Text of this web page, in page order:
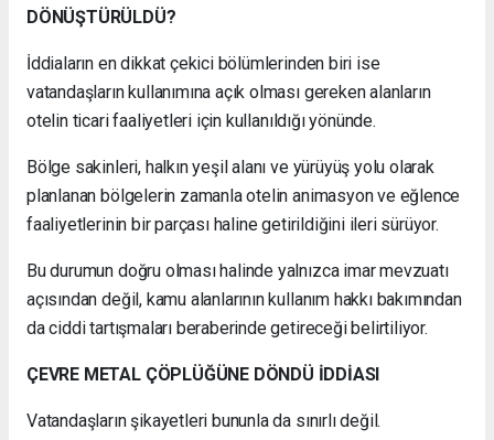
DÖNÜŞTÜRÜLDÜ?
İddiaların en dikkat çekici bölümlerinden biri ise
vatandaşların kullanımına açık olması gereken alanların
otelin ticari faaliyetleri için kullanıldığı yönünde.
Bölge sakinleri, halkın yeşil alanı ve yürüyüş yolu olarak
planlanan bölgelerin zamanla otelin animasyon ve eğlence
faaliyetlerinin bir parçası haline getirildiğini ileri sürüyor.
Bu durumun doğru olması halinde yalnızca imar mevzuatı
açısından değil, kamu alanlarının kullanım hakkı bakımından
da ciddi tartışmaları beraberinde getireceği belirtiliyor.
ÇEVRE METAL ÇÖPLÜĞÜNE DÖNDÜ İDDİASI
Vatandaşların şikayetleri bununla da sınırlı değil.